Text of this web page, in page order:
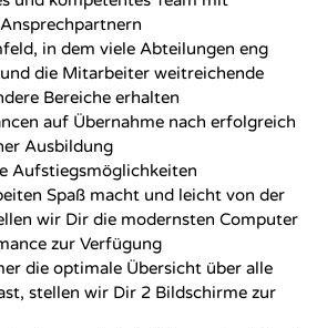
in dem viele Abteilungen eng
die Mitarbeiter weitreichende
Bereiche erhalten
auf Übernahme nach erfolgreich
Ausbildung
Aufstiegsmöglichkeiten
Spaß macht und leicht von der
wir Dir die modernsten Computer
zur Verfügung
die optimale Übersicht über alle
stellen wir Dir 2 Bildschirme zur